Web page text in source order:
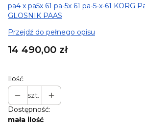
pa4 x pa5x 61 pa-5x 61 pa-5-x-61 KORG
GLOSNIK PAAS
Przejdź do pełnego opisu
Cena
14 490,00 zł
Ilość
szt.
Dostępność:
mała ilość